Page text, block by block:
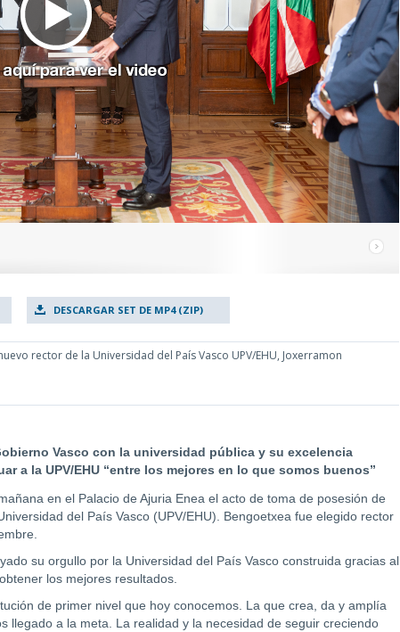
DESCARGAR SET DE MP4 (ZIP)
rector de la Universidad del País Vasco UPV/EHU, Joxerramon
Vasco con la universidad pública y su excelencia
a la UPV/EHU “entre los mejores en lo que somos buenos”
en el Palacio de Ajuria Enea el acto de toma de posesión de
del País Vasco (UPV/EHU). Bengoetxea fue elegido rector
su orgullo por la Universidad del País Vasco construida gracias al
los mejores resultados.
de primer nivel que hoy conocemos. La que crea, da y amplía
llegado a la meta. La realidad y la necesidad de seguir creciendo